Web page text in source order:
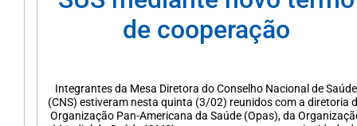
de cooperação
Integrantes da Mesa Diretora do Conselho Nacional de Saúde
(CNS) estiveram nesta quinta (3/02) reunidos com a diretoria
Organização Pan-Americana da Saúde (Opas), da